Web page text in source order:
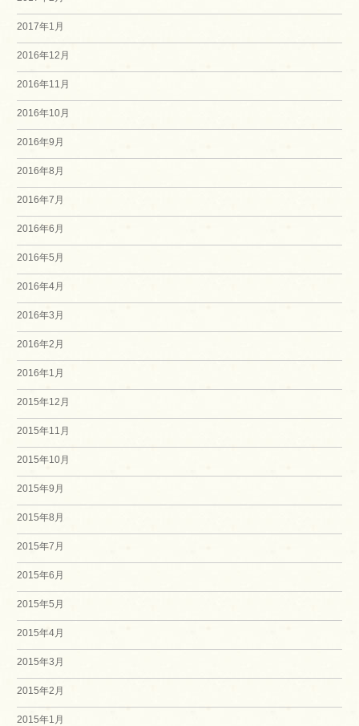
2017年1月
2016年12月
2016年11月
2016年10月
2016年9月
2016年8月
2016年7月
2016年6月
2016年5月
2016年4月
2016年3月
2016年2月
2016年1月
2015年12月
2015年11月
2015年10月
2015年9月
2015年8月
2015年7月
2015年6月
2015年5月
2015年4月
2015年3月
2015年2月
2015年1月